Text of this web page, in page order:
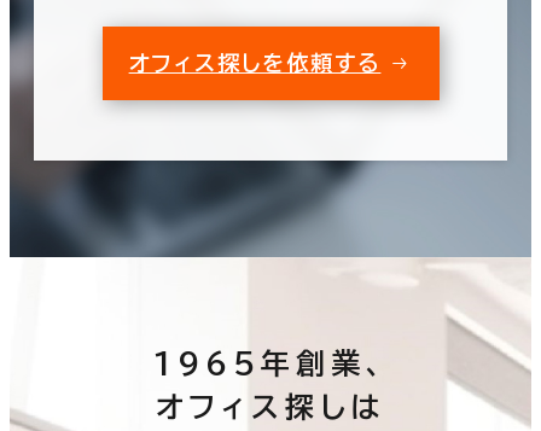
オフィス探しを依頼する
1965年創業、
オフィス探しは